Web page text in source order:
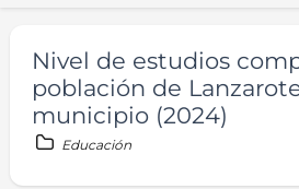
Nivel de estudios
población de
municipio (2024)
Educación